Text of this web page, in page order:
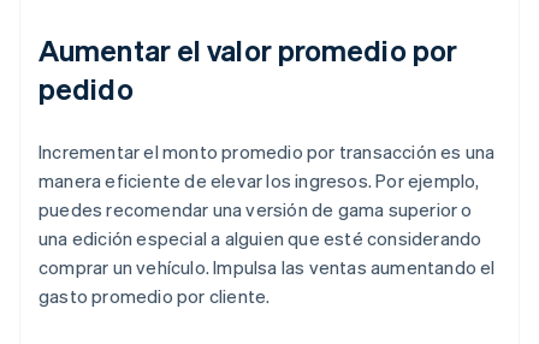
Aumentar el valor promedio por
pedido
Incrementar el monto promedio por transacción es una
manera eficiente de elevar los ingresos. Por ejemplo,
puedes recomendar una versión de gama superior o
una edición especial a alguien que esté considerando
comprar un vehículo. Impulsa las ventas aumentando el
gasto promedio por cliente.